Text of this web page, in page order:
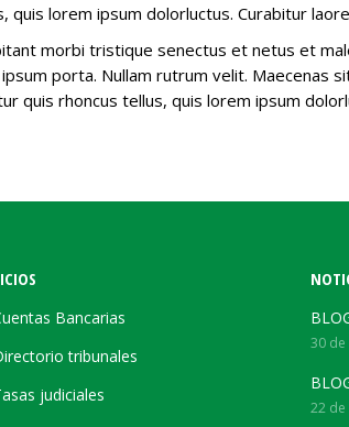
quis lorem ipsum dolorluctus. Curabitur
morbi tristique senectus et netus et
porta. Nullam rutrum velit.
quis rhoncus tellus, quis lorem ipsum
Bancarias
tribunales
judiciales
30 de
22 de